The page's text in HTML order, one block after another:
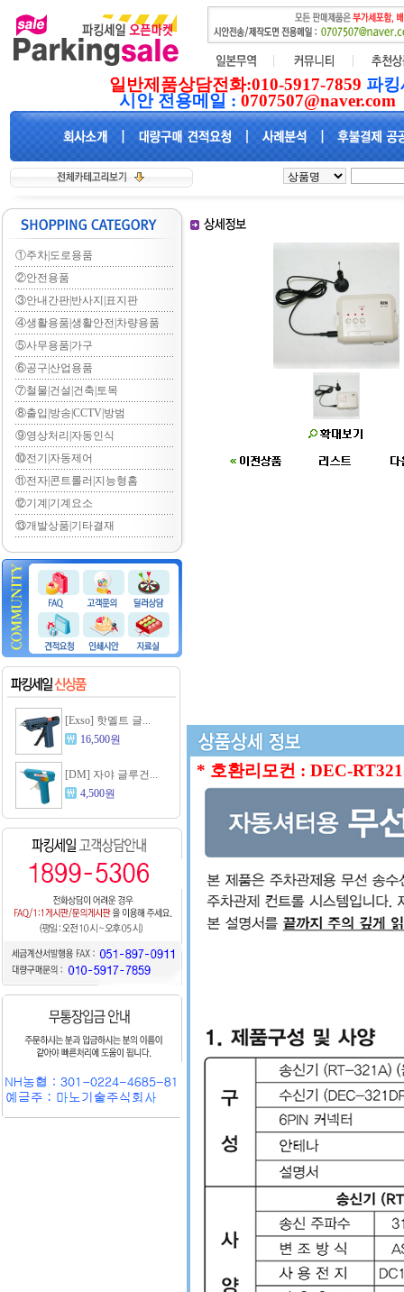
일반제품상담전화:010-5917-7859 파
시안 전용메일 : 0707507@naver.com
①주차|도로용품
②안전용품
③안내간판|반사지|표지판
④생활용품|생활안전|차량용품
⑤사무용품|가구
⑥공구|산업용품
⑦철물|건설|건축|토목
⑧출입|방송|CCTV|방범
⑨영상처리|자동인식
⑩전기|자동제어
⑪전자|콘트롤러|지능형홈
⑫기계|기계요소
⑬개발상품|기타결재
[Exso] 핫멜트 글...
16,500원
[DM] 자야 글루건...
4,500원
* 호환리모컨 : DEC-